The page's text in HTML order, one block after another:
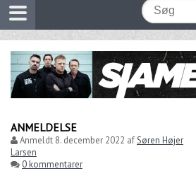
ANMELDELSE
Anmeldt 8. december 2022 afSøren Højer
Larsen
0 kommentarer